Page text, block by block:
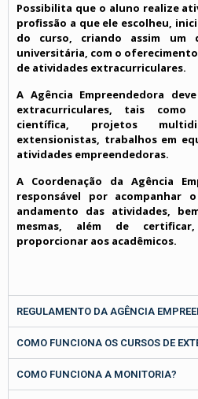
Possibilita que o aluno realize
profissão a que ele escolheu,
do curso, criando assim um
universitária, com o
de atividades extracurriculares.
A Agência Empreendedora
extracurriculares, tais como
científica, projetos
extensionistas, trabalhos em
atividades empreendedoras.
A Coordenação da Agência
responsável por acompanhar
andamento das atividades,
mesmas, além de
proporcionar aos acadêmicos.
REGULAMENTO DA AGÊNCIA
COMO FUNCIONA OS CURSOS DE
COMO FUNCIONA A MONITORIA?